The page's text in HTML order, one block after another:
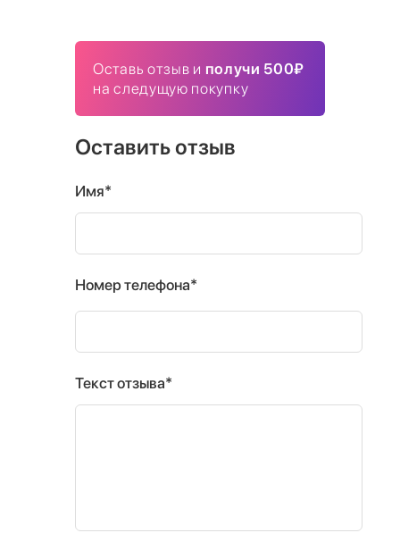
Оставь отзыв и получи 500₽
на следущую покупку
Оставить отзыв
Имя*
Номер телефона*
Текст отзыва*